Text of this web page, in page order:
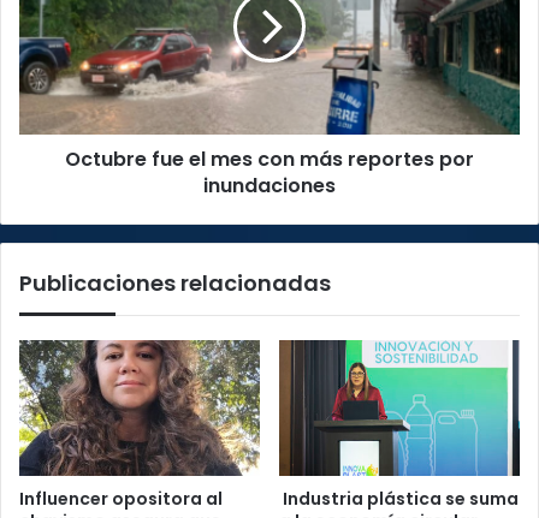
mes
con
más
reportes
inundaciones
Octubre fue el mes con más reportes por
inundaciones
Publicaciones relacionadas
Influencer opositora al
Industria plástica se suma